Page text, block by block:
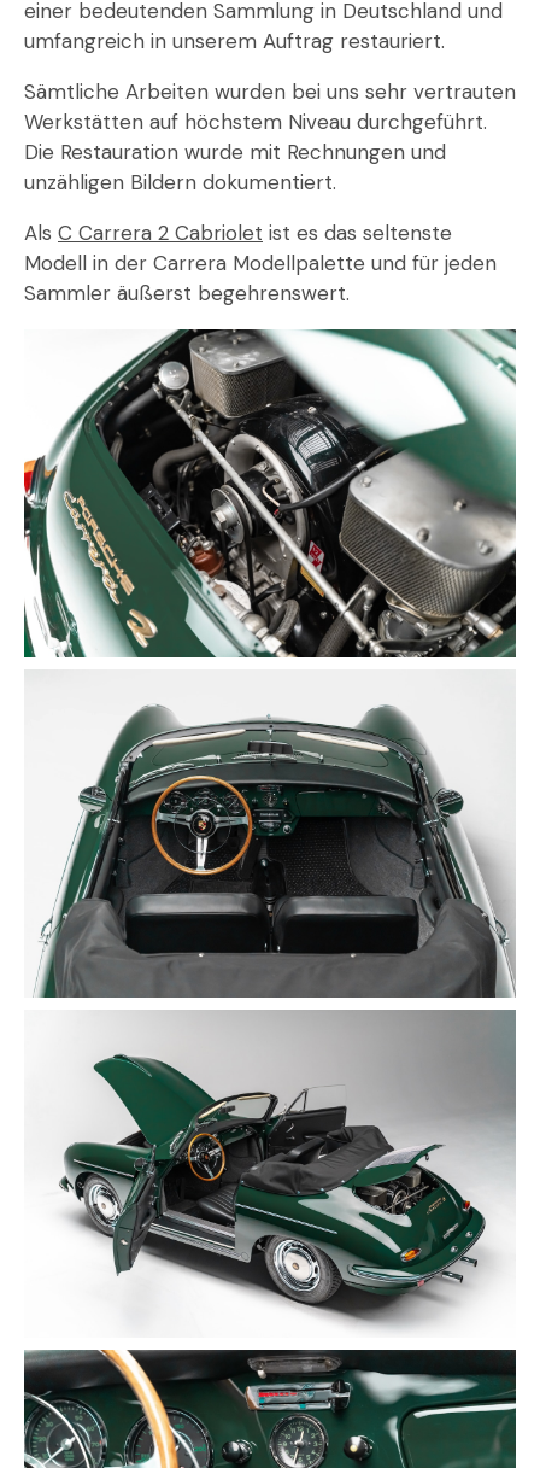
einer bedeutenden Sammlung in Deutschland und
umfangreich in unserem Auftrag restauriert.
Sämtliche Arbeiten wurden bei uns sehr vertrauten
Werkstätten auf höchstem Niveau durchgeführt.
Die Restauration wurde mit Rechnungen und
unzähligen Bildern dokumentiert.
Als C Carrera 2 Cabriolet ist es das seltenste
Modell in der Carrera Modellpalette und für jeden
Sammler äußerst begehrenswert.